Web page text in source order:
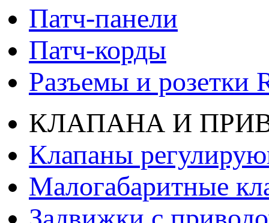
Патч-панели
Патч-корды
Разъемы и розетки
КЛАПАНА И
Клапаны
Малогабаритные